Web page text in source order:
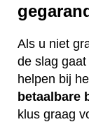
Als u niet
de slag
helpen bij
betaalbare
klus graag